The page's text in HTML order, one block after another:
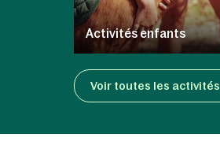
Activités enfants
Voir toutes les activités